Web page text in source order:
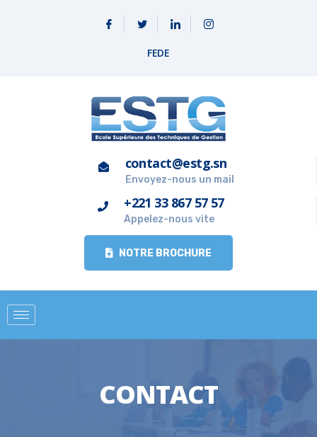
FEDE
contact@estg.sn
Envoyez-nous un mail
+221 33 867 57 57
Appelez-nous vite
NOTRE BROCHURE
CONTACT